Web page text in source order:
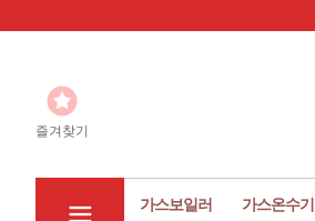
즐겨찾기
가스보일러 가스온수기